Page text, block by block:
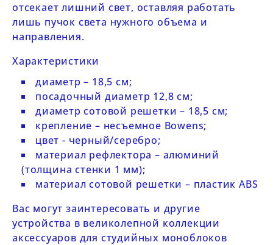
отсекает лишний свет, оставляя работать
лишь пучок света нужного объема и
направления.
Характеристики
диаметр – 18,5 см;
посадочный диаметр 12,8 см;
диаметр сотовой решетки – 18,5 см;
крепление – несъемное Bowens;
цвет - черный/серебро;
материал рефлектора – алюминий
(толщина стенки 1 мм);
материал сотовой решетки – пластик ABS
Вас могут заинтересовать и другие
устройства в великолепной коллекции
аксессуаров для студийных моноблоков